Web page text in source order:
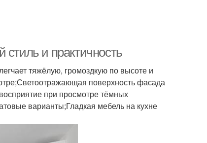
и практичность
тяжёлую, громоздкую по высоте и
поверхность фасада
при просмотре тёмных
варианты;Гладкая мебель на кухне